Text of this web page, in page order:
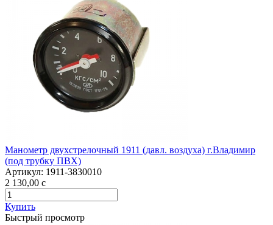
Манометр двухстрелочный 1911 (давл. воздуха) г.Владимир
(под трубку ПВХ)
Артикул: 1911-3830010
2 130,00 c
Купить
Быстрый просмотр